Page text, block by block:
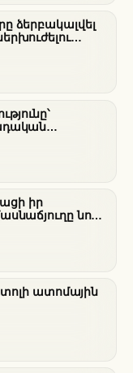
ձերբակալվել
իր
նոր
ատոմային